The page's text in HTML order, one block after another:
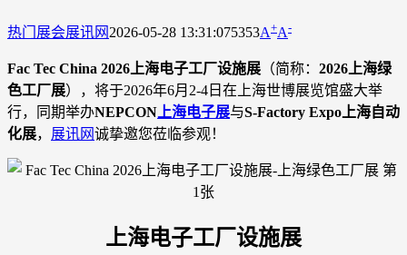
热门展会展讯网 2026-05-28 13:31:075353A+A-
Fac Tec China 2026上海电子工厂设施展 （简称： 2026上海绿
色工厂展），将于2026年6月2-4日在上海世博展览馆盛大举
行，同期举办NEPCON 上海电子展与S-Factory Expo上海自动
化展， 展讯网诚挚邀您莅临参观！
上海电子工厂设施展